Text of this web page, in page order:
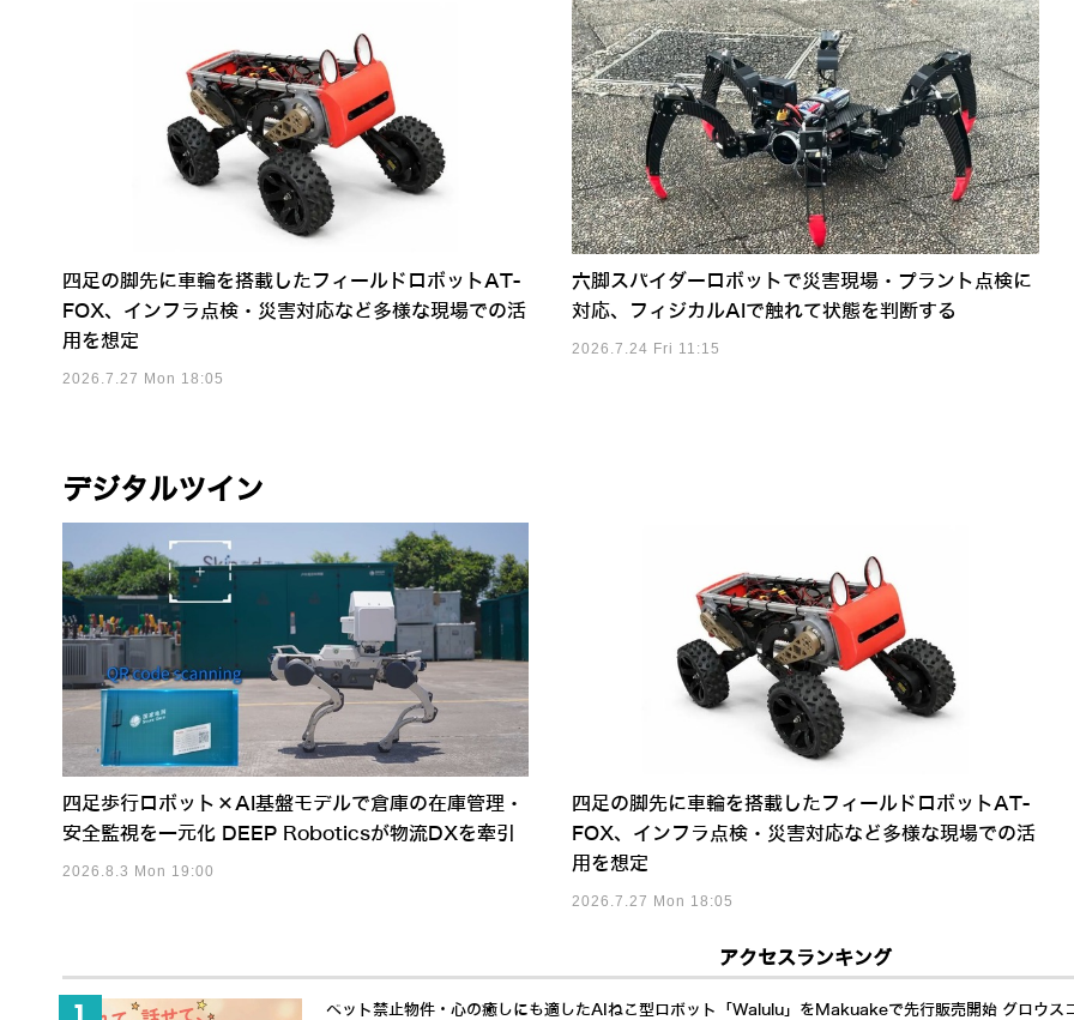
四足の脚先に車輪を搭載したフィールドロボットAT-
FOX、インフラ点検・災害対応など多様な現場での活
用を想定
2026.7.27 Mon 18:05
六脚スパイダーロボットで災害現場・プラント点検に
対応、フィジカルAIで触れて状態を判断する
2026.7.24 Fri 11:15
デジタルツイン
四足歩行ロボット×AI基盤モデルで倉庫の在庫管理・
安全監視を一元化 DEEP Roboticsが物流DXを牽引
2026.8.3 Mon 19:00
四足の脚先に車輪を搭載したフィールドロボットAT-
FOX、インフラ点検・災害対応など多様な現場での活
用を想定
2026.7.27 Mon 18:05
アクセスランキング
ペット禁止物件・心の癒しにも適したAIねこ型ロボット「Walulu」をMakuakeで先行販売開始 グロウス